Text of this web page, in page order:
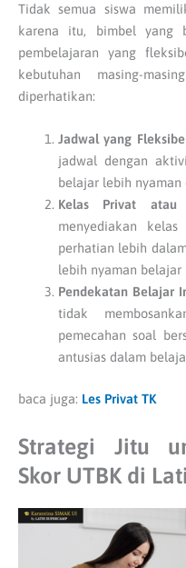
Tidak semua siswa
karena itu, bimbel yang
pembelajaran yang
kebutuhan masing-
diperhatikan:
Jadwal yang
jadwal dengan
belajar lebih
Kelas Privat atau
menyediakan
perhatian lebih
lebih nyaman belajar
Pendekatan Belajar
tidak
pemecahan soal
antusias dalam
baca juga: Les Privat TK
Strategi Jitu
Skor UTBK di